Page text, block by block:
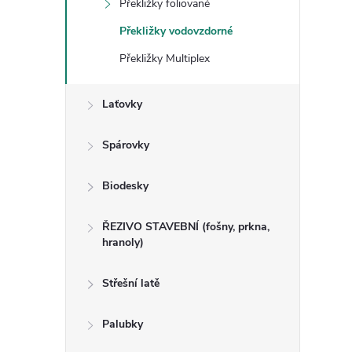
Překližky foliované
Překližky vodovzdorné
Překližky Multiplex
Laťovky
Spárovky
Biodesky
ŘEZIVO STAVEBNÍ (fošny, prkna,
hranoly)
Střešní latě
Palubky